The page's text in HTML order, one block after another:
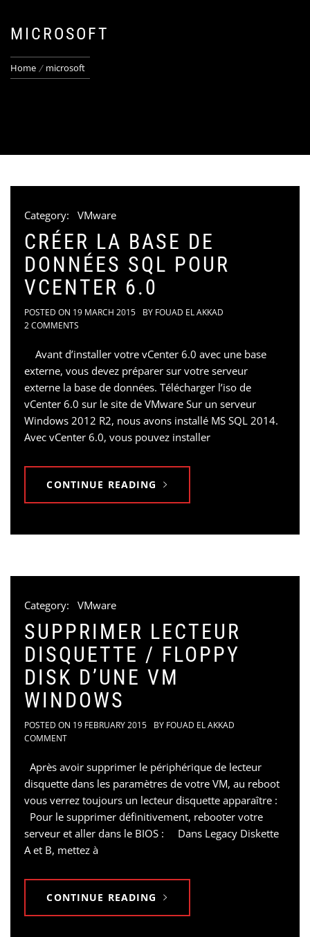
MICROSOFT
Home microsoft
Category: VMware
CRÉER LA BASE DE
DONNÉES SQL POUR
VCENTER 6.0
POSTED ON 19 MARCH 2015 BY FOUAD EL AKKAD
2 COMMENTS
Avant d’installer votre vCenter 6.0 avec une base
externe, vous devez préparer sur votre serveur
externe la base de données. Télécharger l’iso de
vCenter 6.0 sur le site de VMware Sur un serveur
Windows 2012 R2, nous avons installé MS SQL 2014.
Avec vCenter 6.0, vous pouvez installer
CONTINUE READING
Category: VMware
SUPPRIMER LECTEUR
DISQUETTE / FLOPPY
DISK D’UNE VM
WINDOWS
POSTED ON 19 FEBRUARY 2015 BY FOUAD EL AKKAD
COMMENT
Après avoir supprimer le périphérique de lecteur
disquette dans les paramètres de votre VM, au reboot
vous verrez toujours un lecteur disquette apparaître :
Pour le supprimer définitivement, rebooter votre
serveur et aller dans le BIOS : Dans Legacy Diskette
A et B, mettez à
CONTINUE READING